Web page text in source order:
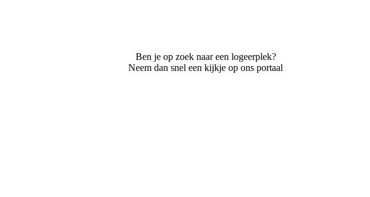
Ben je op zoek naar een logeerplek?
Neem dan snel een kijkje op ons portaal